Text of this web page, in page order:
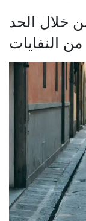
خلال الحد
من النفايات